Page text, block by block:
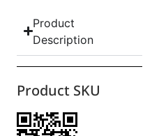
Product
Description
Product SKU